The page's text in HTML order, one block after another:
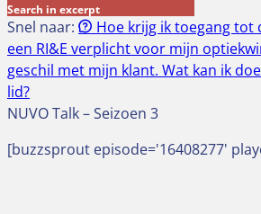
Search in excerpt
Snel naar: Hoe krijg ik toegang tot
een RI&E verplicht voor mijn
geschil met mijn klant. Wat kan ik
lid?
NUVO Talk – Seizoen 3
[buzzsprout episode='16408277'